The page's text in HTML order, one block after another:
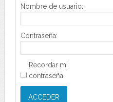
Nombre de usuario:
Contraseña:
Recordar mi
contraseña
ACCEDER